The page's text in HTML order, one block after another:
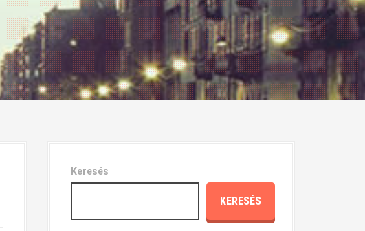
Keresés
KERESÉS